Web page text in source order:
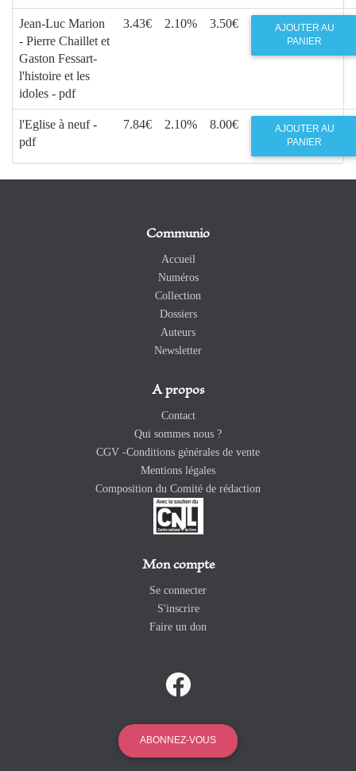
Jean-Luc Marion
- Pierre Chaillet et
Gaston Fessart-
l'histoire et les
idoles - pdf
3.43€ 2.10% 3.50€
AJOUTER AU
PANIER
l'Eglise à neuf -
pdf
7.84€ 2.10% 8.00€
AJOUTER AU
PANIER
Communio
Accueil
Numéros
Collection
Dossiers
Auteurs
Newsletter
A propos
Contact
Qui sommes nous ?
CGV -Conditions générales de vente
Mentions légales
Composition du Comité de rédaction
Mon compte
Se connecter
S'inscrire
Faire un don
ABONNEZ-VOUS